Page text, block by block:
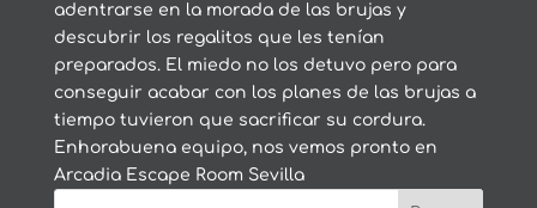
adentrarse en la morada de las brujas y
descubrir los regalitos que les tenían
preparados. El miedo no los detuvo pero para
conseguir acabar con los planes de las brujas a
tiempo tuvieron que sacrificar su cordura.
Enhorabuena equipo, nos vemos pronto en
Arcadia Escape Room Sevilla